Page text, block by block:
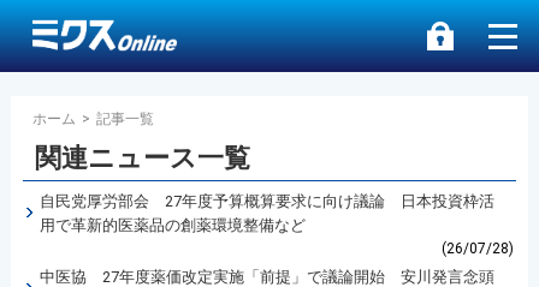
ホーム > 記事一覧
関連ニュース一覧
自民党厚労部会 27年度予算概算要求に向け議論 日本投資枠活
用で革新的医薬品の創薬環境整備など
(26/07/28)
中医協 27年度薬価改定実施「前提」で議論開始 安川発言念頭